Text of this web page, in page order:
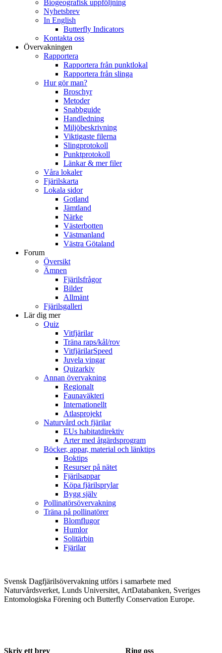
Biogeografisk uppföljning
Nyhetsbrev
In English
Butterfly Indicators
Kontakta oss
Övervakningen
Rapportera
Rapportera från punktlokal
Rapportera från slinga
Hur gör man?
Broschyr
Metoder
Snabbguide
Handledning
Miljöbeskrivning
Viktigaste filerna
Slingprotokoll
Punktprotokoll
Länkar & mer filer
Våra lokaler
Fjärilskarta
Lokala sidor
Gotland
Jämtland
Närke
Västerbotten
Västmanland
Västra Götaland
Forum
Översikt
Ämnen
Fjärilsfrågor
Bilder
Allmänt
Fjärilsgalleri
Lär dig mer
Quiz
Vitfjärilar
Träna raps/kål/rov
VitfjärilarSpeed
Juvela vingar
Quizarkiv
Annan övervakning
Regionalt
Faunaväkteri
Internationellt
Atlasprojekt
Naturvård och fjärilar
EUs habitatdirektiv
Arter med åtgärdsprogram
Böcker, appar, material och länktips
Boktips
Resurser på nätet
Fjärilsappar
Köpa fjärilsprylar
Bygg själv
Pollinatörsövervakning
Träna på pollinatörer
Blomflugor
Humlor
Solitärbin
Fjärilar
Svensk Dagfjärilsövervakning utförs i samarbete med
Naturvårdsverket, Lunds Universitet, ArtDatabanken, Sveriges
Entomologiska Förening och Butterfly Conservation Europe.
Skriv ett brev Ring oss